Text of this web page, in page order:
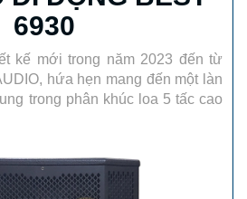
6930
kế mới trong năm 2023 đến từ
hứa hẹn mang đến một làn
trong phân khúc loa 5 tấc cao